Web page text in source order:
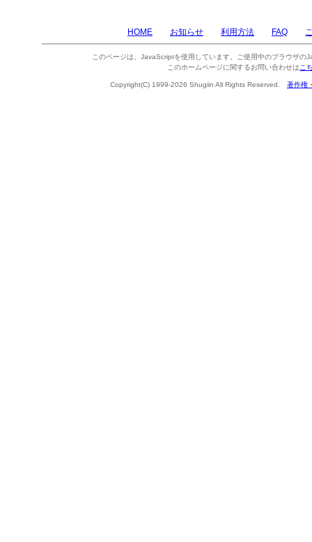
HOME お知らせ 利用方法 FAQ
このページは、JavaScriptを使用しています。ご使用中のブラウザの
このホームページに関するお問い合わせは こ
Copyright(C) 1999-2026 Shugiin All Rights Reserved. 著作権